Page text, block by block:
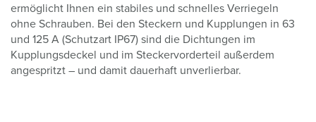
ermöglicht Ihnen ein stabiles und schnelles Verriegeln
ohne Schrauben. Bei den Steckern und Kupplungen in 63
und 125 A (Schutzart IP67) sind die Dichtungen im
Kupplungsdeckel und im Steckervorderteil außerdem
angespritzt – und damit dauerhaft unverlierbar.